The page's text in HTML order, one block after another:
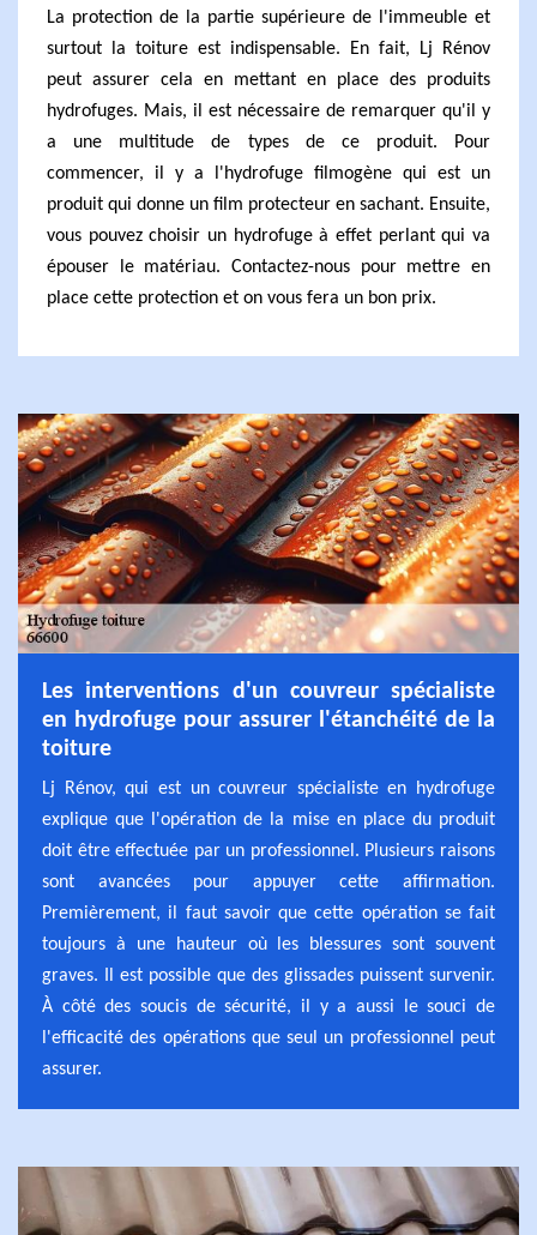
La protection de la partie supérieure de l'immeuble et
surtout la toiture est indispensable. En fait, Lj Rénov
peut assurer cela en mettant en place des produits
hydrofuges. Mais, il est nécessaire de remarquer qu'il y
a une multitude de types de ce produit. Pour
commencer, il y a l'hydrofuge filmogène qui est un
produit qui donne un film protecteur en sachant. Ensuite,
vous pouvez choisir un hydrofuge à effet perlant qui va
épouser le matériau. Contactez-nous pour mettre en
place cette protection et on vous fera un bon prix.
Les interventions d'un couvreur spécialiste
en hydrofuge pour assurer l'étanchéité de la
toiture
Lj Rénov, qui est un couvreur spécialiste en hydrofuge
explique que l'opération de la mise en place du produit
doit être effectuée par un professionnel. Plusieurs raisons
sont avancées pour appuyer cette affirmation.
Premièrement, il faut savoir que cette opération se fait
toujours à une hauteur où les blessures sont souvent
graves. Il est possible que des glissades puissent survenir.
À côté des soucis de sécurité, il y a aussi le souci de
l'efficacité des opérations que seul un professionnel peut
assurer.